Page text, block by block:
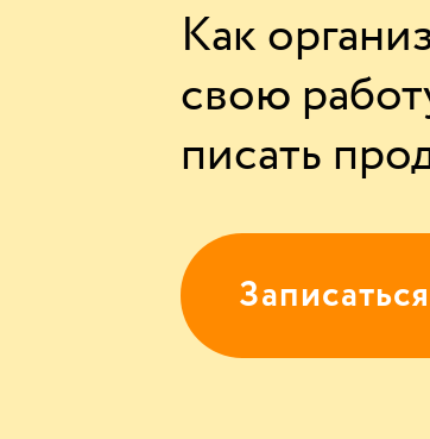
Как
свою
писать